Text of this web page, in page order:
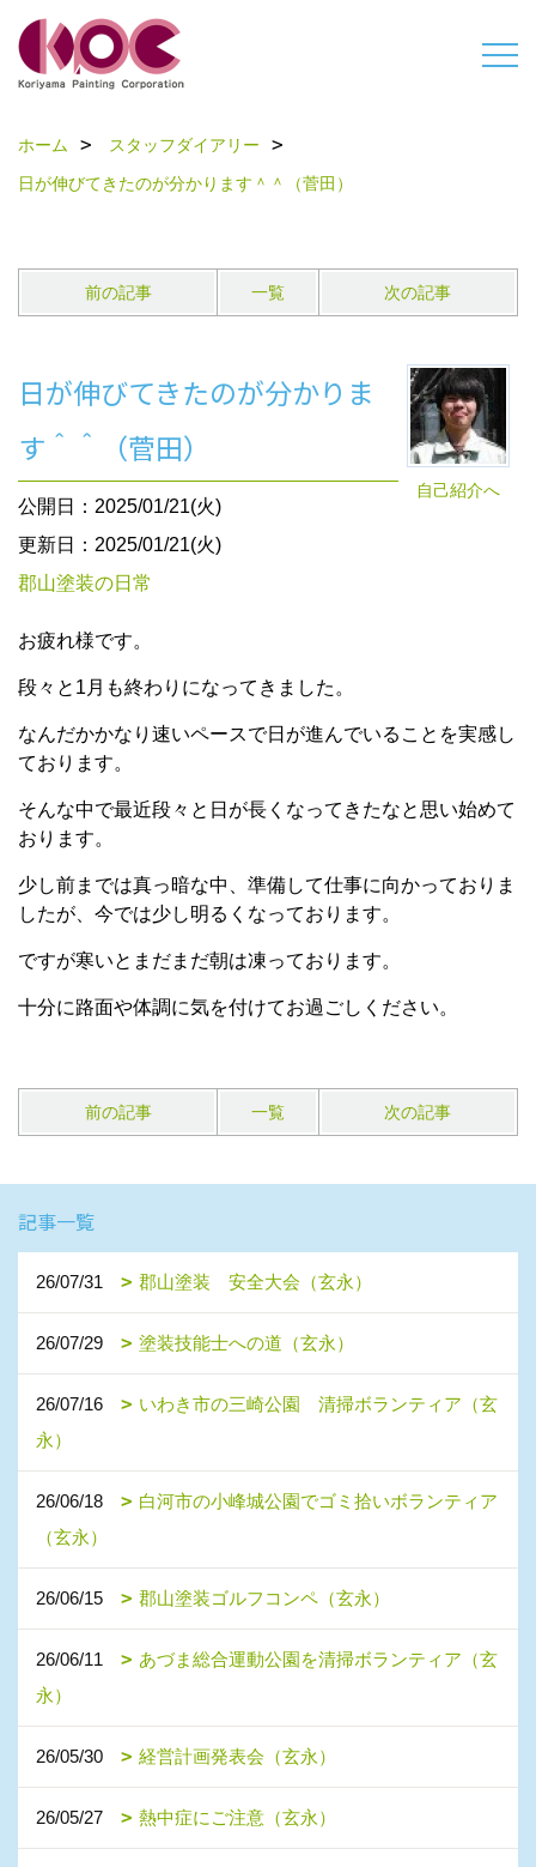
ホーム
スタッフダイアリー
日が伸びてきたのが分かります＾＾（菅田）
前の記事 一覧 次の記事
自己紹介へ
日が伸びてきたのが分かりま
す＾＾（菅田）
公開日：2025/01/21(火)
更新日：2025/01/21(火)
郡山塗装の日常
お疲れ様です。
段々と1月も終わりになってきました。
なんだかかなり速いペースで日が進んでいることを実感し
ております。
そんな中で最近段々と日が長くなってきたなと思い始めて
おります。
少し前までは真っ暗な中、準備して仕事に向かっておりま
したが、今では少し明るくなっております。
ですが寒いとまだまだ朝は凍っております。
十分に路面や体調に気を付けてお過ごしください。
前の記事 一覧 次の記事
記事一覧
26/07/31 郡山塗装 安全大会（玄永）
26/07/29 塗装技能士への道（玄永）
26/07/16
いわき市の三崎公園 清掃ボランティア（玄
永）
26/06/18
白河市の小峰城公園でゴミ拾いボランティア
（玄永）
26/06/15 郡山塗装ゴルフコンペ（玄永）
26/06/11
あづま総合運動公園を清掃ボランティア（玄
永）
26/05/30 経営計画発表会（玄永）
26/05/27 熱中症にご注意（玄永）